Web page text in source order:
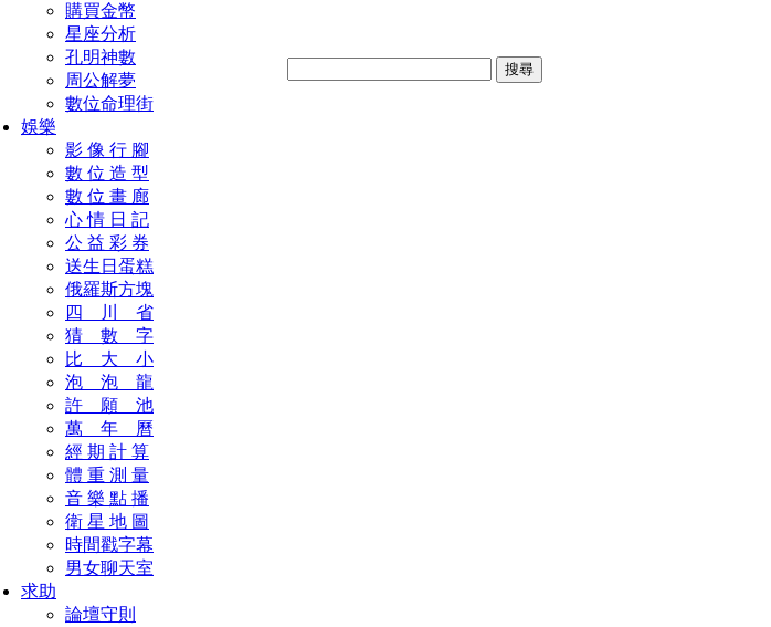
購買金幣
星座分析
孔明神數
周公解夢
數位命理街
娛樂
影 像 行 腳
數 位 造 型
數 位 畫 廊
心 情 日 記
公 益 彩 券
送生日蛋糕
俄羅斯方塊
四 川 省
猜 數 字
比 大 小
泡 泡 龍
許 願 池
萬 年 曆
經 期 計 算
體 重 測 量
音 樂 點 播
衛 星 地 圖
時間戳字幕
男女聊天室
求助
論壇守則